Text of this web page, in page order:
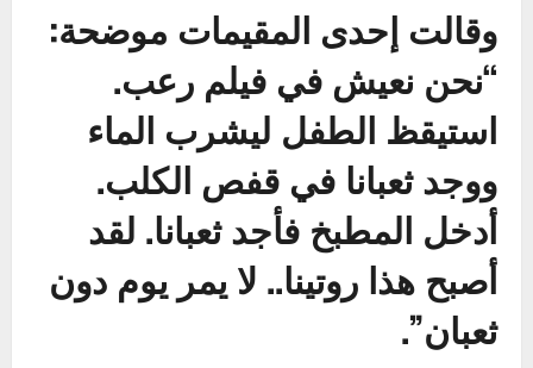
وقالت إحدى المقيمات موضحة:
“نحن نعيش في فيلم رعب.
استيقظ الطفل ليشرب الماء
ووجد ثعبانا في قفص الكلب.
أدخل المطبخ فأجد ثعبانا. لقد
أصبح هذا روتينا.. لا يمر يوم دون
ثعبان”.